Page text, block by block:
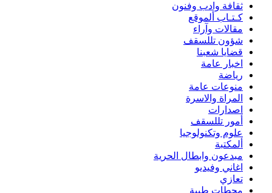
ثقافة وادب وفنون
كـتـاب ألموقع
مقالات وآراء
شؤون تللسقف
قضايا شعبنا
اخبار عامة
رياضة
منوعات عامة
المراة والاسرة
اصدارات
أمور تللسقف
علوم وتكنولوجيا
ألمكتبة
مبدعون وابطال الحرية
اغاني وفيديو
تعازي
محطات طبية